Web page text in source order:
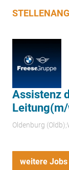
Assistenz
Oldenburg
weitere Jobs